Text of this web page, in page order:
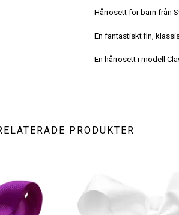
Hårrosett för barn från
En fantastiskt fin,
En hårrosett i modell
PRODUKTER